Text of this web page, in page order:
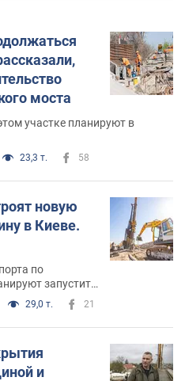
моста
участке планируют в
23,3 т. 58
новую
в Киеве.
по
запустить
29,0 т. 21
и